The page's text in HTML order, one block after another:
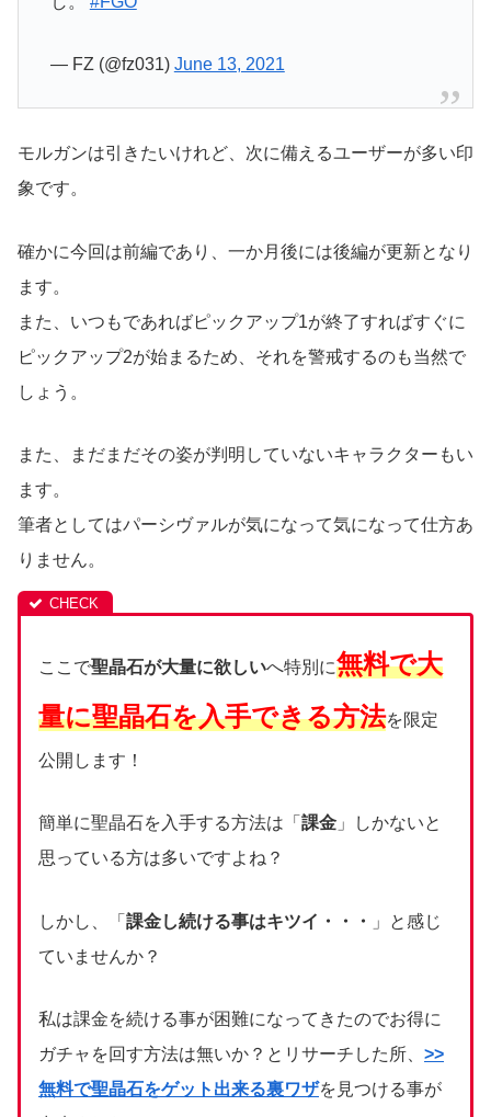
— FZ (@fz031) June 13, 2021
モルガンは引きたいけれど、次に備えるユーザーが多い印
象です。
確かに今回は前編であり、一か月後には後編が更新となり
ます。
また、いつもであればピックアップ1が終了すればすぐに
ピックアップ2が始まるため、それを警戒するのも当然で
しょう。
また、まだまだその姿が判明していないキャラクターもい
ます。
筆者としてはパーシヴァルが気になって気になって仕方あ
りません。
ここで聖晶石が大量に欲しいへ特別に無料で大
量に聖晶石を入手できる方法を限定
公開します！
簡単に聖晶石を入手する方法は「 課金 」しかないと
思っている方は多いですよね？
しかし、「 課金し続ける事はキツイ・・・
」と感じ
ていませんか？
私は課金を続ける事が困難になってきたのでお得に
ガチャを回す方法は無いか？とリサーチした所、 >>
無料で聖晶石をゲット出来る裏ワザを見つける事が